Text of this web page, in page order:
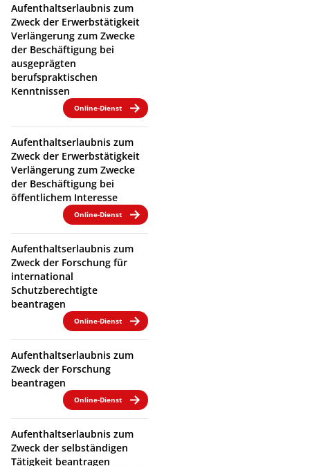
Aufenthaltserlaubnis zum
Zweck der Erwerbstätigkeit
Verlängerung zum Zwecke
der Beschäftigung bei
ausgeprägten
berufspraktischen
Kenntnissen
Online-Dienst
Aufenthaltserlaubnis zum
Zweck der Erwerbstätigkeit
Verlängerung zum Zwecke
der Beschäftigung bei
öffentlichem Interesse
Online-Dienst
Aufenthaltserlaubnis zum
Zweck der Forschung für
international
Schutzberechtigte
beantragen
Online-Dienst
Aufenthaltserlaubnis zum
Zweck der Forschung
beantragen
Online-Dienst
Aufenthaltserlaubnis zum
Zweck der selbständigen
Tätigkeit beantragen